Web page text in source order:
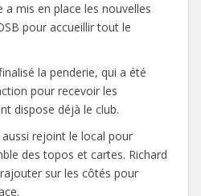
mis en place les nouvelles
pour accueillir tout le
la penderie, qui a été
pour recevoir les
dispose déjà le club.
rejoint le local pour
des topos et cartes. Richard
sur les côtés pour